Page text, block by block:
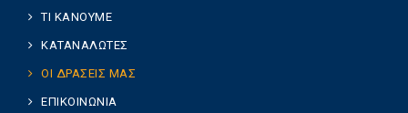
ΤΙ ΚΑΝΟΥΜΕ
ΚΑΤΑΝΑΛΩΤΕΣ
ΟΙ ΔΡΑΣΕΙΣ ΜΑΣ
ΕΠΙΚΟΙΝΩΝΙΑ